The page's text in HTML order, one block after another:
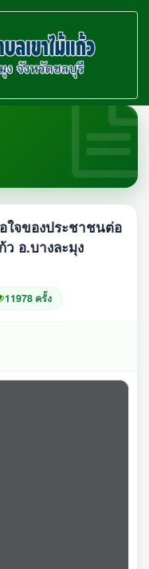
ใจของประชาชนต่อ
ว อ.บางละมุง
11978 ครั้ง